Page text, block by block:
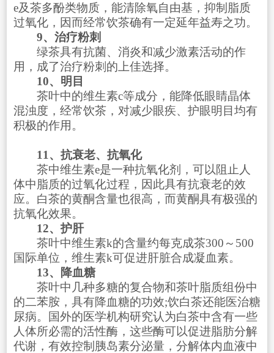
e及茶多酚类物质，能清除氧自由基，抑制脂质
过氧化，因而经常饮茶确有一定延年益寿之功。
9、治疗粉刺
绿茶具有抗菌、消炎和减少激素活动的作
用，成了治疗粉刺的上佳选择。
10、明目
茶叶中的维生素c等成分，能降低眼睛晶体
混浊度，经常饮茶，对减少眼疾、护眼明目均有
积极的作用。
11、抗衰老、抗氧化
茶中维生素e是一种抗氧化剂，可以阻止人
体中脂质的过氧化过程，因此具有抗衰老的效
应。白茶的黄酮含量也很高，而黄酮具有极强的
抗氧化效果。
12、护肝
茶叶中维生素k的含量约每克成茶300～500
国际单位，维生素k可促进肝脏合成凝血素。
13、降血糖
茶叶中几种多糖的复合物和茶叶脂质组份中
的二苯胺，具有降血糖的功效;饮白茶还能医治糖
尿病。国外的医学机构研究认为白茶中含有一些
人体所必需的活性酶，这些酶可以促进脂肪分解
代谢，有效控制胰岛素分泌量，分解体内血液中